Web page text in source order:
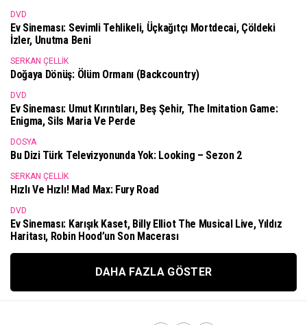
DVD
Ev Sineması: Sevimli Tehlikeli, Üçkağıtçı Mortdecai, Çöldeki
İzler, Unutma Beni
SERKAN ÇELLIK
Doğaya Dönüş: Ölüm Ormanı (Backcountry)
DVD
Ev Sineması: Umut Kırıntıları, Beş Şehir, The Imitation Game:
Enigma, Sils Maria Ve Perde
DOSYA
Bu Dizi Türk Televizyonunda Yok: Looking – Sezon 2
SERKAN ÇELLIK
Hızlı Ve Hızlı! Mad Max: Fury Road
DVD
Ev Sineması: Karışık Kaset, Billy Elliot The Musical Live, Yıldız
Haritası, Robin Hood’un Son Macerası
DAHA FAZLA GÖSTER